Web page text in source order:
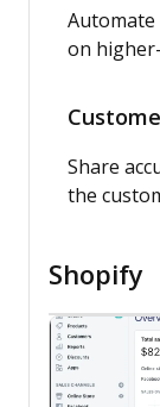
Automate
on
Share
the
Shopify